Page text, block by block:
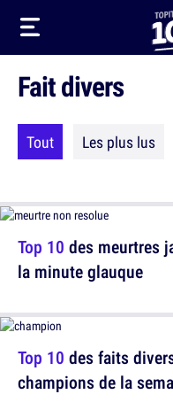
Fait divers
Tout Les plus lus
Top 10 des meurtres
la minute glauque
Top 10 des faits
champions de la